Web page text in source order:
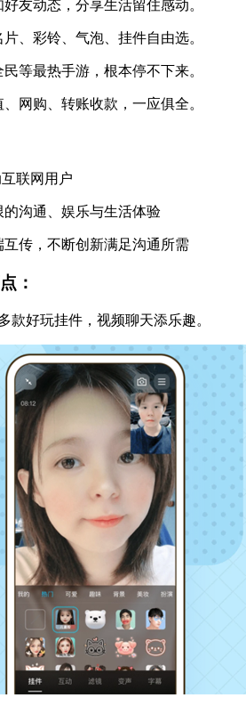
友动态，分享生活留住感动。
、彩铃、气泡、挂件自由选。
等最热手游，根本停不下来。
网购、转账收款，一应俱全。
联网用户
沟通、娱乐与生活体验
传，不断创新满足沟通所需
：
款好玩挂件，视频聊天添乐趣。